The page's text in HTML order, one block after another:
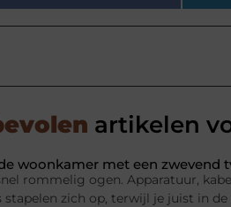
artikelen
woonkamer met een zwevend
rommelig ogen. Apparatuur,
stapelen zich op, terwijl je juist in